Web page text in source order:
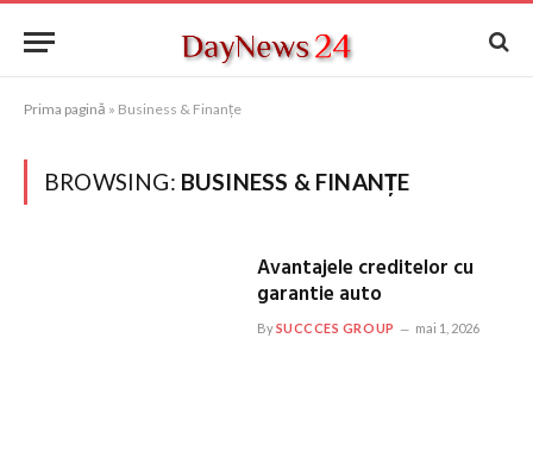
Prima pagină » Business & Finanțe
BROWSING: BUSINESS & FINANȚE
Avantajele creditelor cu
garantie auto
BySUCCCES GROUP mai 1, 2026